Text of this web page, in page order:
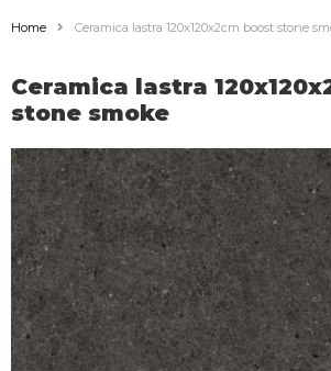
Home Ceramica lastra 120x120x2cm boost stone
Ceramica lastra
stone smoke